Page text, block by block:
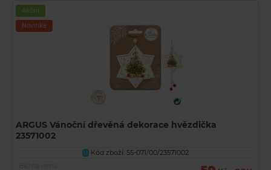
Akční
Novinka
ARGUS Vánoční dřevěná dekorace hvězdička
23571002
U
Kód zboží: 55-071/00/23571002